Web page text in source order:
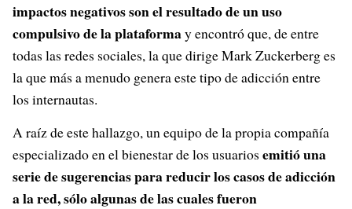
impactos negativos son el resultado de un uso
compulsivo de la plataformay encontró que, de entre
todas las redes sociales, la que dirige Mark Zuckerberg es
la que más a menudo genera este tipo de adicción entre
los internautas.
A raíz de este hallazgo, un equipo de la propia compañía
especializado en el bienestar de los usuarios emitió una
serie de sugerencias para reducir los casos de adicción
a la red, sólo algunas de las cuales fueron